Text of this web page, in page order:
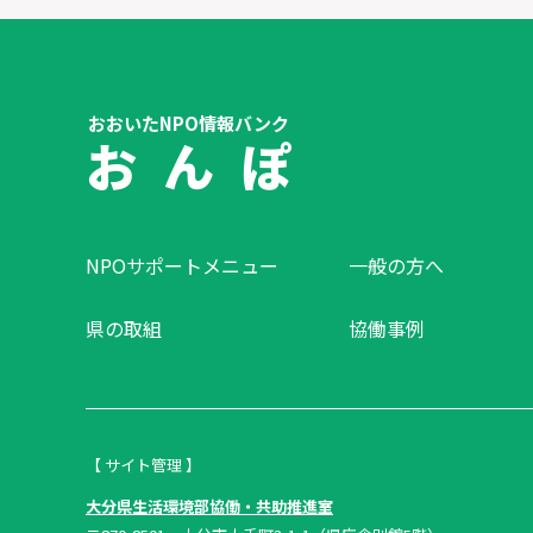
おおいたNPO情報バンク
お ん ぽ
NPOサポートメニュー 一般の方へ
県の取組 協働事例
【 サイト管理 】
大分県生活環境部協働・共助推進室